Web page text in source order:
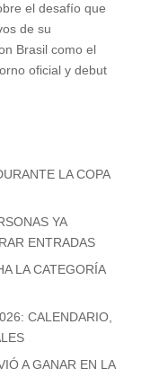
el desafío que
de su
Brasil como el
oficial y debut
LA COPA
YA
ENTRADAS
LA CATEGORÍA
CALENDARIO,
A GANAR EN LA